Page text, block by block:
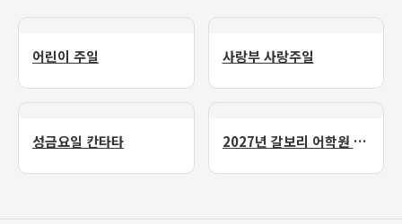
어린이 주일 사랑부 사랑주일
성금요일 칸타타 2027년 갈보리 어학원 유치부 신입생 모집